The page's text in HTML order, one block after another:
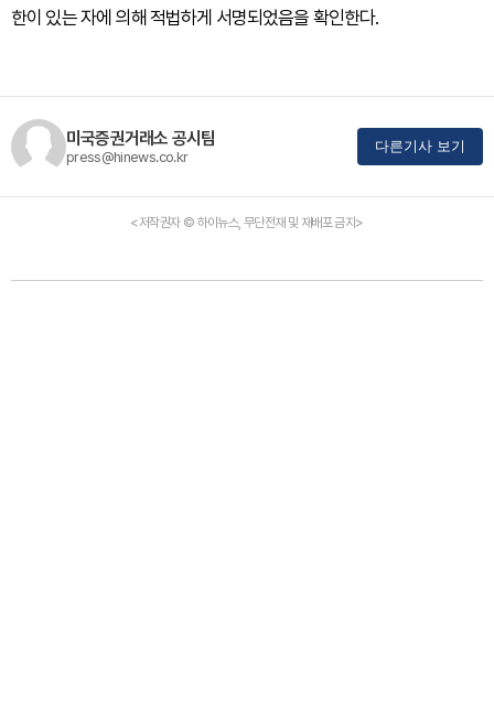
한이 있는 자에 의해 적법하게 서명되었음을 확인한다.
미국증권거래소 공시팀
press@hinews.co.kr
다른기사 보기
<저작권자 © 하이뉴스, 무단전재 및 재배포 금지>